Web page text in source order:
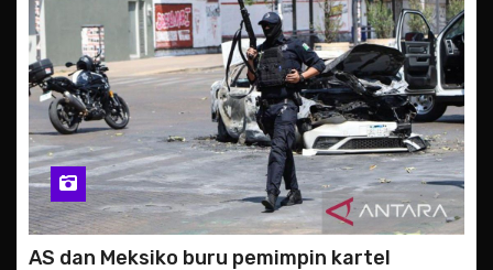
AS dan Meksiko buru pemimpin kartel